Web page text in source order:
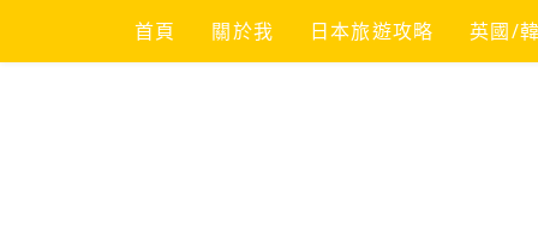
content
首頁 關於我 日本旅遊攻略 英國/